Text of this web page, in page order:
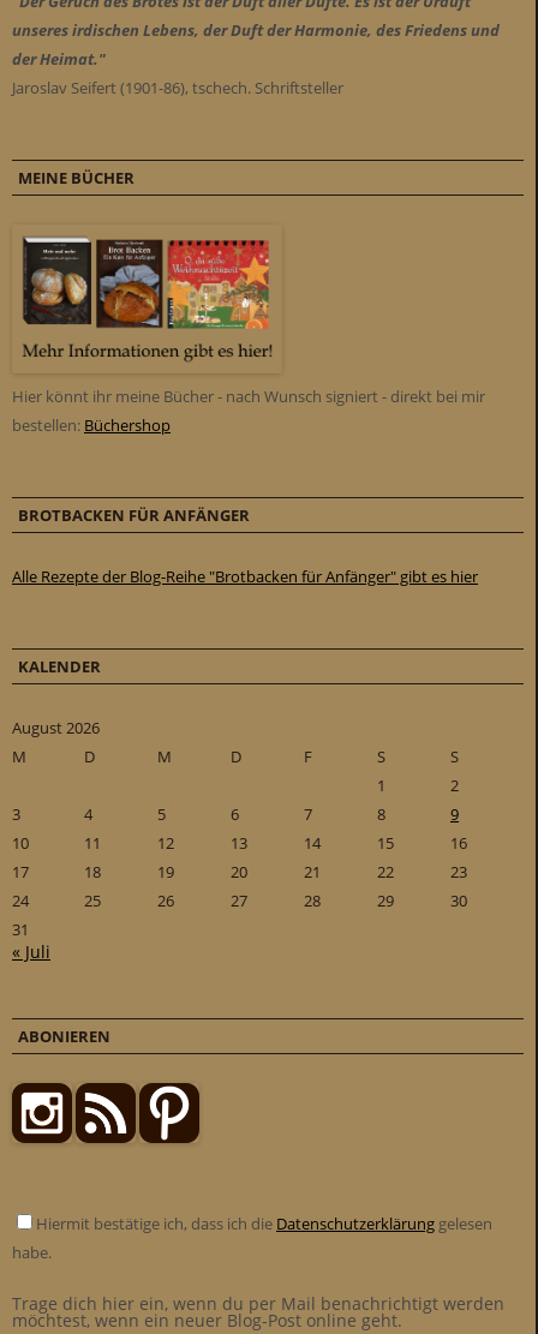
unseres irdischen Lebens, der Duft der Harmonie, des Friedens und
der Heimat."
Jaroslav Seifert (1901-86), tschech. Schriftsteller
MEINE BÜCHER
Hier könnt ihr meine Bücher - nach Wunsch signiert - direkt bei mir
bestellen: Büchershop
BROTBACKEN FÜR ANFÄNGER
Alle Rezepte der Blog-Reihe "Brotbacken für Anfänger" gibt es hier
KALENDER
August 2026
M
D M D F S
S
1
2
3
4 5 6 7 8
9
10
11 12 13 14 15
16
17
18 19 20 21 22
23
24
25 26 27 28 29
30
31
« Juli
ABONIEREN
Hiermit bestätige ich, dass ich die Datenschutzerklärung gelesen
habe.
Trage dich hier ein, wenn du per Mail benachrichtigt werden
möchtest, wenn ein neuer Blog-Post online geht.